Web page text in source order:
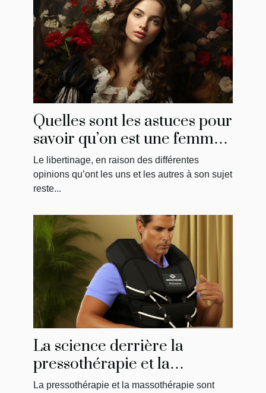
Quelles sont les astuces pour
savoir qu’on est une femme
libertine ?
Le libertinage, en raison des différentes
opinions qu’ont les uns et les autres à son sujet
reste...
La science derrière la
pressothérapie et la
massothérapie : Comment
La pressothérapie et la massothérapie sont